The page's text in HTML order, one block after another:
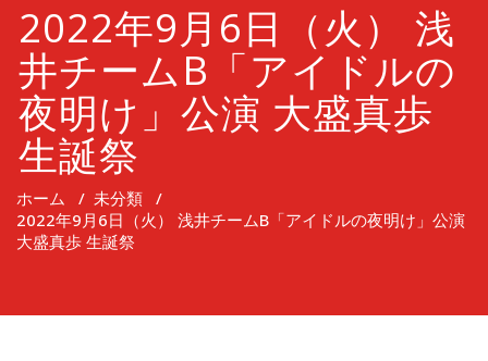
シ
ョ
ン
切
り
替
2022年9月6日（火） 浅
井チームB「アイドルの
夜明け」公演 大盛真歩
生誕祭
ホーム / 未分類 /
2022年9月6日（火） 浅井チームB「アイドルの夜明け」公演
大盛真歩 生誕祭